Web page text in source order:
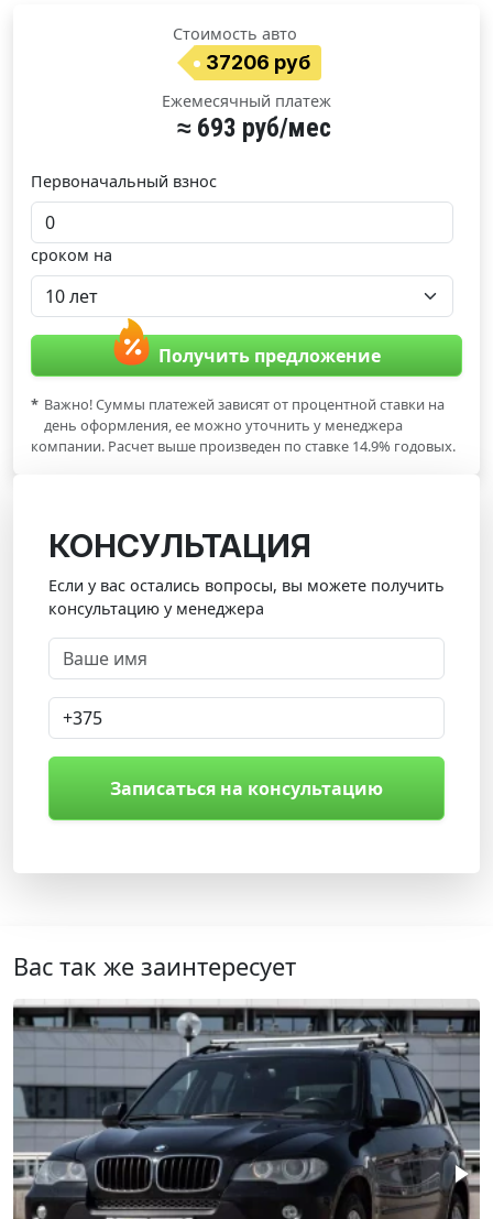
Стоимость авто
37206 руб
Ежемесячный платеж
≈ 693 руб/мес
Первоначальный взнос
сроком на
Получить предложение
* Важно! Суммы платежей зависят от процентной ставки на
день оформления, ее можно уточнить у менеджера
компании. Расчет выше произведен по ставке 14.9% годовых.
КОНСУЛЬТАЦИЯ
Если у вас остались вопросы, вы можете получить
консультацию у менеджера
Записаться на консультацию
Вас так же заинтересует